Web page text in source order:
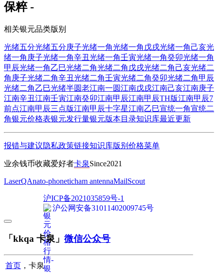
保粹 -
相关银元品类版别
光绪五分光绪五分庚子光绪一角光绪一角戊戌光绪一角己亥光
绪一角庚子光绪一角辛丑光绪一角壬寅光绪一角癸卯光绪一角
甲辰光绪一角乙巳光绪二角光绪二角戊戌光绪二角己亥光绪二
角庚子光绪二角辛丑光绪二角壬寅光绪二角癸卯光绪二角甲辰
光绪二角乙巳光绪半圆老江南一圆江南戊戌江南己亥江南庚子
江南辛丑江南壬寅江南癸卯江南甲辰江南甲辰TH版江南甲辰7
前点江南甲辰三点版江南甲辰十字星江南乙巳宣统一角宣统二
角银元价格表银元发行量银元版本目录知识库最近更新
报错与建议隐私政策链接知识库版别 价格菜单
业余钱币收藏爱好者卡泉Since2021
LaserQAnato-phoneticham antennaMailScout
沪ICP备2021035859号-1
沪公网安备31011402009745号
「kkqa 卡泉」 微信公众号
首页 ，卡泉